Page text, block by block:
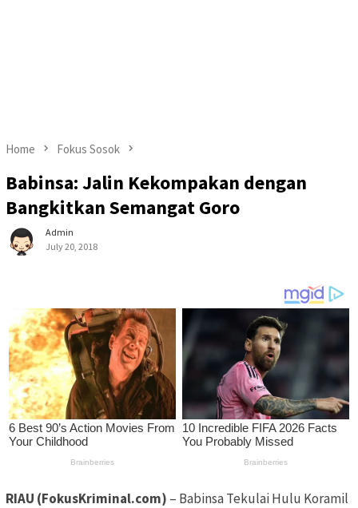
Home Fokus Sosok
Babinsa: Jalin Kekompakan dengan
Bangkitkan Semangat Goro
Admin
July 20, 2018
RIAU (FokusKriminal.com) – Babinsa Tekulai Hulu Koramil